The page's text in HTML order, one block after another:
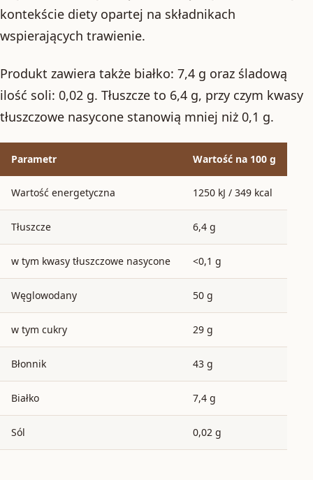
kontekście diety opartej na składnikach
wspierających trawienie.
Produkt zawiera także białko: 7,4 g oraz śladową
ilość soli: 0,02 g. Tłuszcze to 6,4 g, przy czym kwasy
tłuszczowe nasycone stanowią mniej niż 0,1 g.
Parametr Wartość na 100 g
Wartość energetyczna 1250 kJ / 349 kcal
Tłuszcze 6,4 g
w tym kwasy tłuszczowe nasycone <0,1 g
Węglowodany 50 g
w tym cukry 29 g
Błonnik 43 g
Białko 7,4 g
Sól 0,02 g